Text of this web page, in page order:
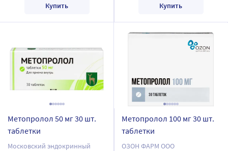
Купить Купить
Метопролол 50 мг 30 шт.
таблетки
Московский эндокринный
Метопролол 100 мг 30 шт.
таблетки
ОЗОН ФАРМ ООО